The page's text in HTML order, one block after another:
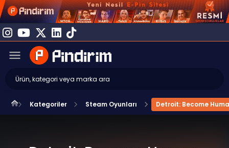
Kategoriler Steam Oyunları Detroit: Become